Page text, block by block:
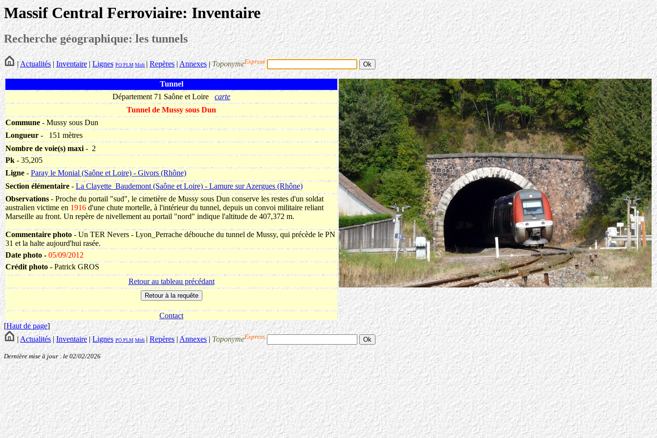
Massif Central Ferroviaire: Inventaire
Recherche géographique: les tunnels
|Actualités| Inventaire|Lignes POPLM Midi |Repères|Annexes|ToponymeExpress
Tunnel
Département 71 Saône et Loire carte
Tunnel de Mussy sous Dun
Commune - Mussy sous Dun
Longueur -
151 mètres
Nombre de voie(s) maxi - 2
Pk - 35,205
Ligne - Paray le Monial (Saône et Loire) - Givors (Rhône)
Section élémentaire - La Clayette_Baudemont (Saône et Loire) - Lamure sur Azergues (Rhône)
Observations - Proche du portail "sud", le cimetière de Mussy sous Dun conserve les restes d'un soldat
australien victime en 1916 d'une chute mortelle, à l'intérieur du tunnel, depuis un convoi militaire reliant
Marseille au front. Un repère de nivellement au portail "nord" indique l'altitude de 407,372 m.
Commentaire photo - Un TER Nevers - Lyon_Perrache débouche du tunnel de Mussy, qui précède le PN
31 et la halte aujourd'hui rasée.
Date photo - 05/09/2012
Crédit photo - Patrick GROS
Retour au tableau précédant
Contact
[Haut de page]
|Actualités|Inventaire|Lignes POPLM Midi |Repères|Annexes|ToponymeExpress
Dernière mise à jour : le 02/02/2026